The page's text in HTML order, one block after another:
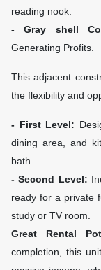
reading nook.
- Gray shell
Generating Profits.
This adjacent
the flexibility and
- First Level:
dining area, and
bath.
- Second Level:
ready for a private
study or TV room.
Great Rental
completion, this